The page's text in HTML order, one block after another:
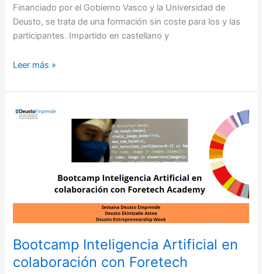
Financiado por el Gobierno Vasco y la Universidad de
Deusto, se trata de una formación sin coste para los y las
participantes. Impartido en castellano y
Leer más »
Bootcamp Inteligencia Artificial en
colaboración con Foretech
Bootcamp